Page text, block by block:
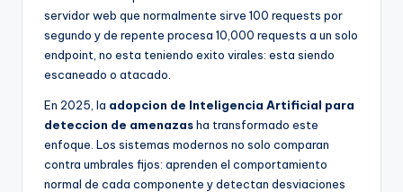
servidor web que normalmente sirve 100 requests por
segundo y de repente procesa 10,000 requests a un solo
endpoint, no esta teniendo exito virales: esta siendo
escaneado o atacado.
En 2025, la adopcion de Inteligencia Artificial para
deteccion de amenazasha transformado este
enfoque. Los sistemas modernos no solo comparan
contra umbrales fijos: aprenden el comportamiento
normal de cada componente y detectan desviaciones